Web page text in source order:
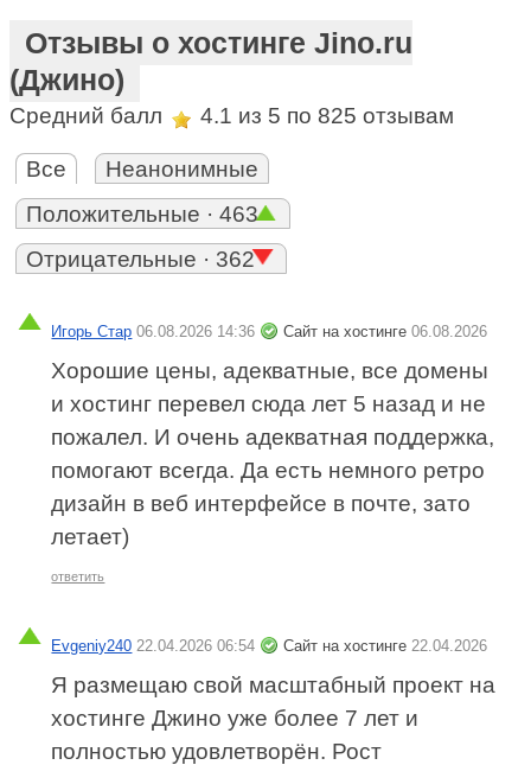
Отзывы о хостинге Jino.ru
(Джино)
Средний балл 4.1 из 5 по825 отзывам
Все
Неанонимные
Положительные · 463
Отрицательные · 362
Игорь Стар 06.08.2026 14:36 Сайт на хостинге06.08.2026
Хорошие цены, адекватные, все домены
и хостинг перевел сюда лет 5 назад и не
пожалел. И очень адекватная поддержка,
помогают всегда. Да есть немного ретро
дизайн в веб интерфейсе в почте, зато
летает)
ответить
Evgeniy240 22.04.2026 06:54 Сайт на хостинге 22.04.2026
Я размещаю свой масштабный проект на
хостинге Джино уже более 7 лет и
полностью удовлетворён. Рост